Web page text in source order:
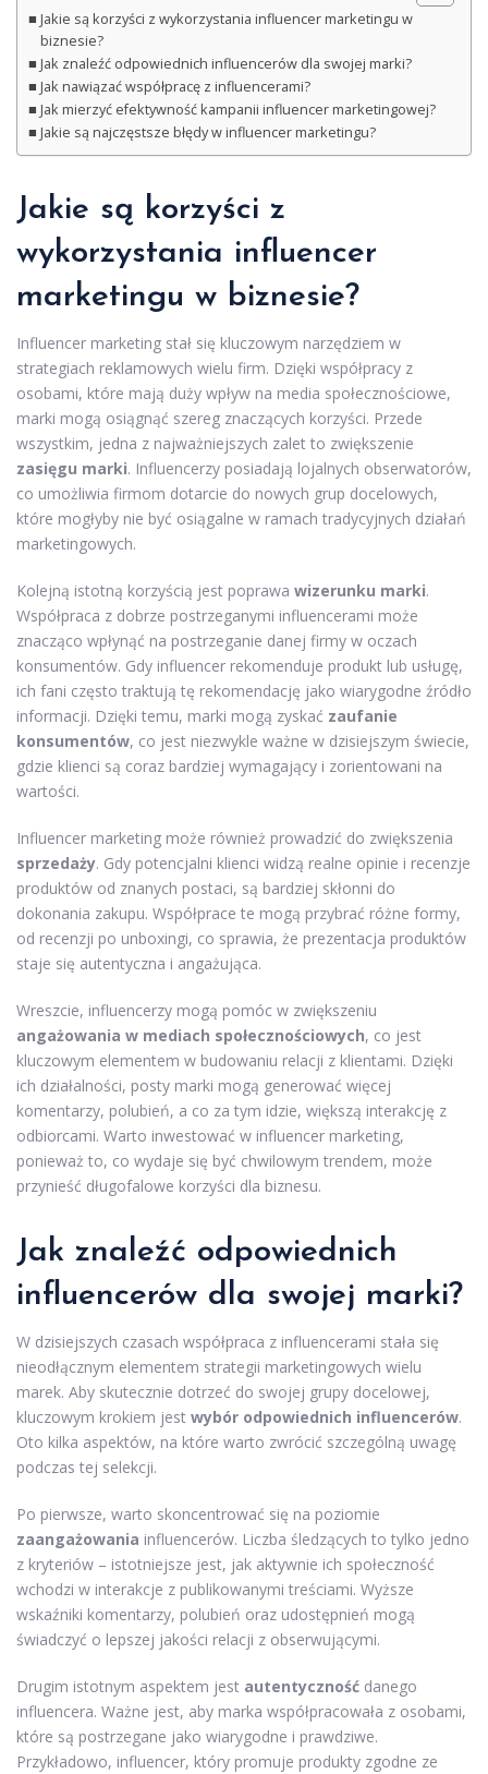
Jakie są korzyści z wykorzystania influencer marketingu w
biznesie?
Jak znaleźć odpowiednich influencerów dla swojej marki?
Jak nawiązać współpracę z influencerami?
Jak mierzyć efektywność kampanii influencer marketingowej?
Jakie są najczęstsze błędy w influencer marketingu?
Jakie są korzyści z
wykorzystania influencer
marketingu w biznesie?
Influencer marketing stał się kluczowym narzędziem w
strategiach reklamowych wielu firm. Dzięki współpracy z
osobami, które mają duży wpływ na media społecznościowe,
marki mogą osiągnąć szereg znaczących korzyści. Przede
wszystkim, jedna z najważniejszych zalet to zwiększenie
zasięgu marki. Influencerzy posiadają lojalnych obserwatorów,
co umożliwia firmom dotarcie do nowych grup docelowych,
które mogłyby nie być osiągalne w ramach tradycyjnych działań
marketingowych.
Kolejną istotną korzyścią jest poprawa wizerunku marki.
Współpraca z dobrze postrzeganymi influencerami może
znacząco wpłynąć na postrzeganie danej firmy w oczach
konsumentów. Gdy influencer rekomenduje produkt lub usługę,
ich fani często traktują tę rekomendację jako wiarygodne źródło
informacji. Dzięki temu, marki mogą zyskać zaufanie
konsumentów, co jest niezwykle ważne w dzisiejszym świecie,
gdzie klienci są coraz bardziej wymagający i zorientowani na
wartości.
Influencer marketing może również prowadzić do zwiększenia
sprzedaży. Gdy potencjalni klienci widzą realne opinie i recenzje
produktów od znanych postaci, są bardziej skłonni do
dokonania zakupu. Współprace te mogą przybrać różne formy,
od recenzji po unboxingi, co sprawia, że prezentacja produktów
staje się autentyczna i angażująca.
Wreszcie, influencerzy mogą pomóc w zwiększeniu
angażowania w mediach społecznościowych, co jest
kluczowym elementem w budowaniu relacji z klientami. Dzięki
ich działalności, posty marki mogą generować więcej
komentarzy, polubień, a co za tym idzie, większą interakcję z
odbiorcami. Warto inwestować w influencer marketing,
ponieważ to, co wydaje się być chwilowym trendem, może
przynieść długofalowe korzyści dla biznesu.
Jak znaleźć odpowiednich
influencerów dla swojej marki?
W dzisiejszych czasach współpraca z influencerami stała się
nieodłącznym elementem strategii marketingowych wielu
marek. Aby skutecznie dotrzeć do swojej grupy docelowej,
kluczowym krokiem jest wybór odpowiednich influencerów.
Oto kilka aspektów, na które warto zwrócić szczególną uwagę
podczas tej selekcji.
Po pierwsze, warto skoncentrować się na poziomie
zaangażowania influencerów. Liczba śledzących to tylko jedno
z kryteriów – istotniejsze jest, jak aktywnie ich społeczność
wchodzi w interakcje z publikowanymi treściami. Wyższe
wskaźniki komentarzy, polubień oraz udostępnień mogą
świadczyć o lepszej jakości relacji z obserwującymi.
Drugim istotnym aspektem jest autentyczność danego
influencera. Ważne jest, aby marka współpracowała z osobami,
które są postrzegane jako wiarygodne i prawdziwe.
Przykładowo, influencer, który promuje produkty zgodne ze